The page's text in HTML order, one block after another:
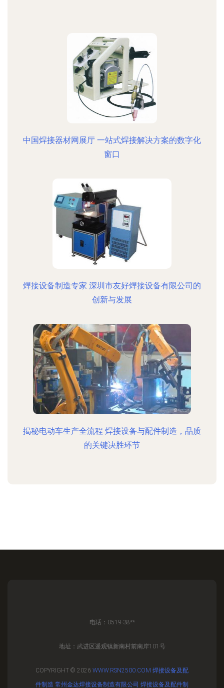
中国焊接器材网展厅 一站式焊接解决方案的数字化
窗口
焊接设备制造专家 深圳市友好焊接设备有限公司的
创新与发展
揭秘电动车生产全流程 焊接设备与配件制造，品质
的关键决胜环节
电话：0519-38**
地址：武进区遥观镇新南村前南岸101号
COPYRIGHT © 2026 WWW.RSN2500.COM 焊接设备及配
件制造 常州金达焊接设备制造有限公司 焊接设备及配件制